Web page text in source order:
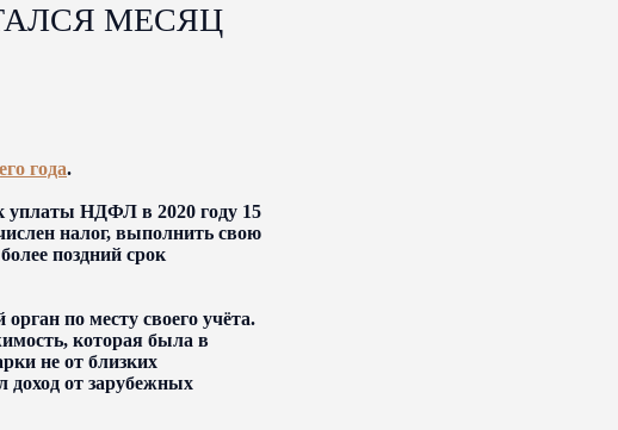
МЕСЯЦ
года.
уплаты НДФЛ в 2020 году 15
налог, выполнить свою
поздний срок
по месту своего учёта.
которая была в
не от близких
доход от зарубежных